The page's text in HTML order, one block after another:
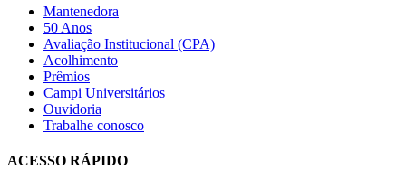
Mantenedora
50 Anos
Avaliação Institucional (CPA)
Acolhimento
Prêmios
Campi Universitários
Ouvidoria
Trabalhe conosco
ACESSO RÁPIDO